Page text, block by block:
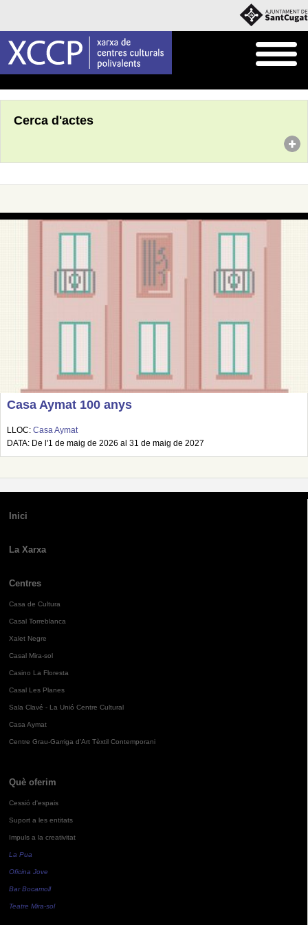
Cerca d'actes
Casa Aymat 100 anys
LLOC: Casa Aymat
DATA: De l'1 de maig de 2026 al 31 de maig de 2027
Inici
La Xarxa
Centres
Casa de Cultura
Casal Torreblanca
Xalet Negre
Casal Mira-sol
Casino La Floresta
Casal Les Planes
Sala Clavé - La Unió Centre Cultural
Casa Aymat
Centre Grau-Garriga d'Art Tèxtil Contemporani
Què oferim
Cessió d'espais
Suport a les entitats
Impuls a la creativitat
La Pua
Oficina Jove
Bar Bocamoll
Teatre Mira-sol